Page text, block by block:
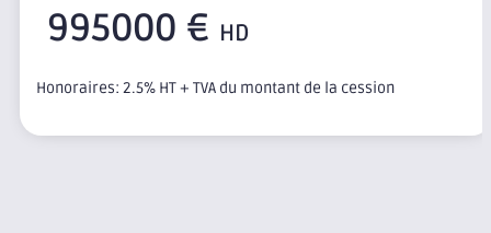
995000 € HD
Honoraires: 2.5% HT + TVA du montant de la cession